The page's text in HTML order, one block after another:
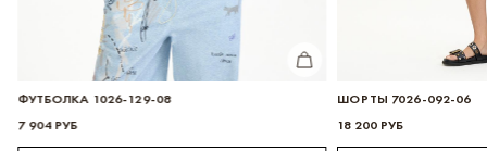
КУПИТЬ
ФУТБОЛКА 1026-129-08
7 904 РУБ
ШОРТЫ 7026-092-06
18 200 РУБ